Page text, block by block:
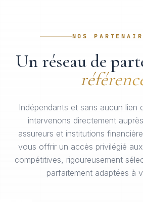
NOS
Un réseau de
Indépendants et sans aucun lien
intervenons directement
assureurs et institutions
vous offrir un accès privilégié
compétitives, rigoureusement
parfaitement adaptées à